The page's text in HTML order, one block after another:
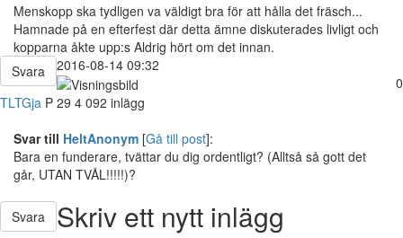
Menskopp ska tydligen va väldigt bra för att hålla det fräsch...
Hamnade på en efterfest där detta ämne diskuterades livligt och
kopparna åkte upp:s Aldrig hört om det innan.
Svara
2016-08-14 09:32
0
TLTGja P 29 4 092 inlägg
Svar till HeltAnonym [Gå till post]:
Bara en funderare, tvättar du dig ordentligt? (Alltså så gott det
går, UTAN TVÅL!!!!!)?
Svara Skriv ett nytt inlägg